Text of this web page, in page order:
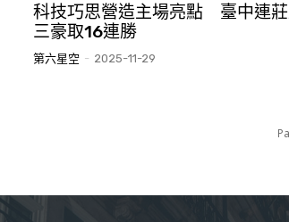
科技巧思營造主場亮點 臺中連
三豪取16連勝
第六星空 - 2025-11-29